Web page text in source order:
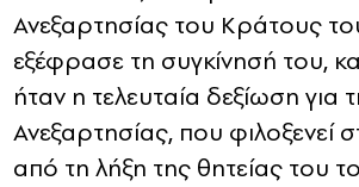
Ανεξαρτησίας του Κράτους
εξέφρασε τη συγκίνησή του,
ήταν η τελευταία δεξίωση για
Ανεξαρτησίας, που φιλοξενεί
από τη λήξη της θητείας του